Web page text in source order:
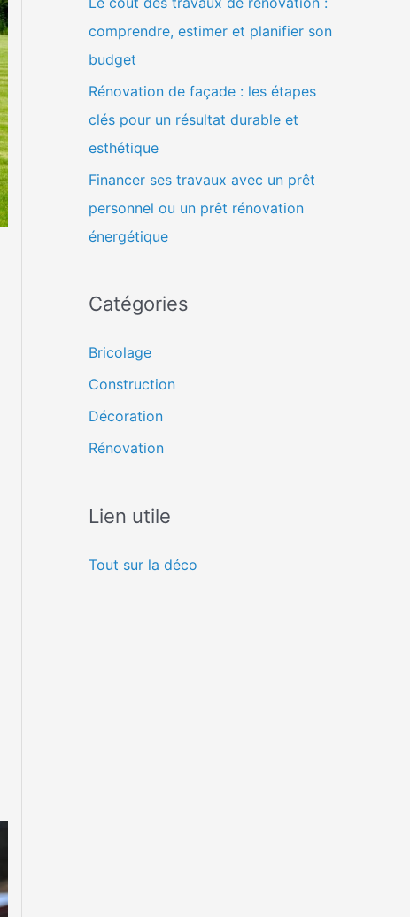
comprendre, estimer et planifier son
budget
Rénovation de façade : les étapes
clés pour un résultat durable et
esthétique
Financer ses travaux avec un prêt
personnel ou un prêt rénovation
énergétique
Catégories
Bricolage
Construction
Décoration
Rénovation
Lien utile
Tout sur la déco